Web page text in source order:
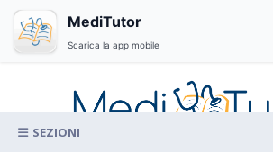
content
for:
MediTutor
Scarica la app mobile